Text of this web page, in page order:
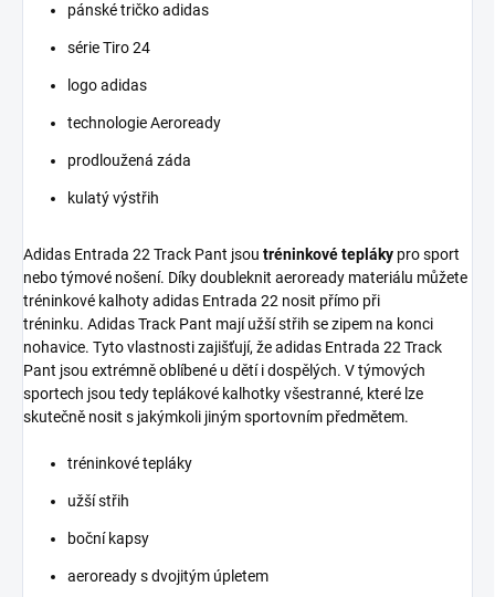
pánské tričko adidas
série Tiro 24
logo adidas
technologie Aeroready
prodloužená záda
kulatý výstřih
Adidas Entrada 22 Track Pant jsou tréninkové tepláky pro sport
nebo týmové nošení. Díky doubleknit aeroready materiálu můžete
tréninkové kalhoty adidas Entrada 22 nosit přímo při
tréninku. Adidas Track Pant mají užší střih se zipem na konci
nohavice. Tyto vlastnosti zajišťují, že adidas Entrada 22 Track
Pant jsou extrémně oblíbené u dětí i dospělých. V týmových
sportech jsou tedy teplákové kalhotky všestranné, které lze
skutečně nosit s jakýmkoli jiným sportovním předmětem.
tréninkové tepláky
užší střih
boční kapsy
aeroready s dvojitým úpletem